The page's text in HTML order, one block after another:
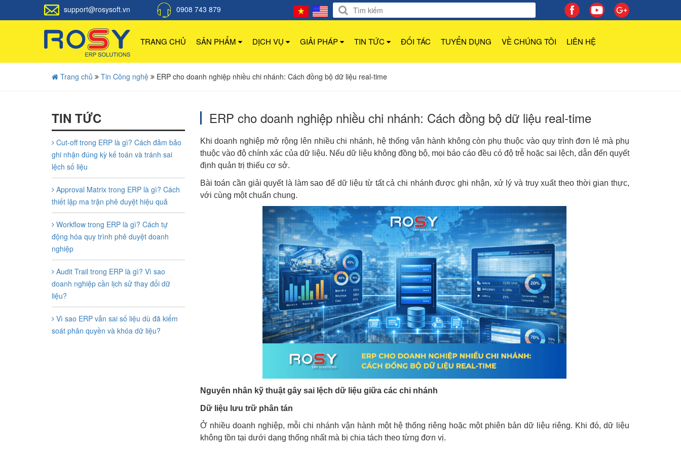
support@rosysoft.vn 0908 743 879
TRANG CHỦ SẢN PHẨM DỊCH VỤ GIẢI PHÁP TIN TỨC ĐỐI TÁC TUYỂN DỤNG VỀ CHÚNG TÔI LIÊN HỆ
Trang chủ Tin Công nghệ ERP cho doanh nghiệp nhiều chi nhánh: Cách đồng bộ dữ liệu real-time
TIN TỨC
Cut-off trong ERP là gì? Cách đảm bảo
ghi nhận đúng kỳ kế toán và tránh sai
lệch số liệu
Approval Matrix trong ERP là gì? Cách
thiết lập ma trận phê duyệt hiệu quả
Workflow trong ERP là gì? Cách tự
động hóa quy trình phê duyệt doanh
nghiệp
Audit Trail trong ERP là gì? Vì sao
doanh nghiệp cần lịch sử thay đổi dữ
liệu?
Vì sao ERP vẫn sai số liệu dù đã kiểm
soát phân quyền và khóa dữ liệu?
ERP cho doanh nghiệp nhiều chi nhánh: Cách đồng bộ dữ liệu real-time
Khi doanh nghiệp mở rộng lên nhiều chi nhánh, hệ thống vận hành không còn phụ thuộc vào quy trình đơn lẻ mà phụ
thuộc vào độ chính xác của dữ liệu. Nếu dữ liệu không đồng bộ, mọi báo cáo đều có độ trễ hoặc sai lệch, dẫn đến quyết
định quản trị thiếu cơ sở.
Bài toán cần giải quyết là làm sao để dữ liệu từ tất cả chi nhánh được ghi nhận, xử lý và truy xuất theo thời gian thực,
với cùng một chuẩn chung.
Nguyên nhân kỹ thuật gây sai lệch dữ liệu giữa các chi nhánh
Dữ liệu lưu trữ phân tán
Ở nhiều doanh nghiệp, mỗi chi nhánh vận hành một hệ thống riêng hoặc một phiên bản dữ liệu riêng. Khi đó, dữ liệu
không tồn tại dưới dạng thống nhất mà bị chia tách theo từng đơn vị.